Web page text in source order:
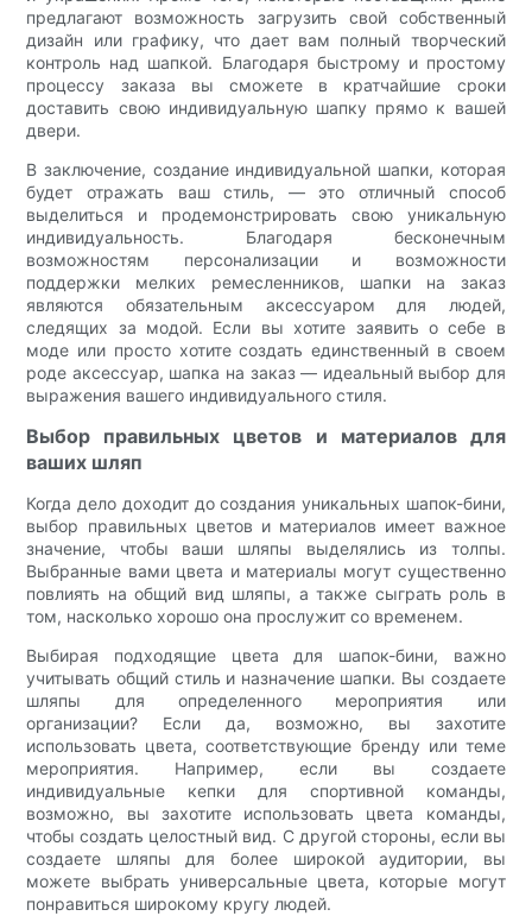
предлагают возможность загрузить свой собственный
дизайн или графику, что дает вам полный творческий
контроль над шапкой. Благодаря быстрому и простому
процессу заказа вы сможете в кратчайшие сроки
доставить свою индивидуальную шапку прямо к вашей
двери.
В заключение, создание индивидуальной шапки, которая
будет отражать ваш стиль, — это отличный способ
выделиться и продемонстрировать свою уникальную
индивидуальность. Благодаря бесконечным
возможностям персонализации и возможности
поддержки мелких ремесленников, шапки на заказ
являются обязательным аксессуаром для людей,
следящих за модой. Если вы хотите заявить о себе в
моде или просто хотите создать единственный в своем
роде аксессуар, шапка на заказ — идеальный выбор для
выражения вашего индивидуального стиля.
Выбор правильных цветов и материалов для
ваших шляп
Когда дело доходит до создания уникальных шапок-бини,
выбор правильных цветов и материалов имеет важное
значение, чтобы ваши шляпы выделялись из толпы.
Выбранные вами цвета и материалы могут существенно
повлиять на общий вид шляпы, а также сыграть роль в
том, насколько хорошо она прослужит со временем.
Выбирая подходящие цвета для шапок-бини, важно
учитывать общий стиль и назначение шапки. Вы создаете
шляпы для определенного мероприятия или
организации? Если да, возможно, вы захотите
использовать цвета, соответствующие бренду или теме
мероприятия. Например, если вы создаете
индивидуальные кепки для спортивной команды,
возможно, вы захотите использовать цвета команды,
чтобы создать целостный вид. С другой стороны, если вы
создаете шляпы для более широкой аудитории, вы
можете выбрать универсальные цвета, которые могут
понравиться широкому кругу людей.